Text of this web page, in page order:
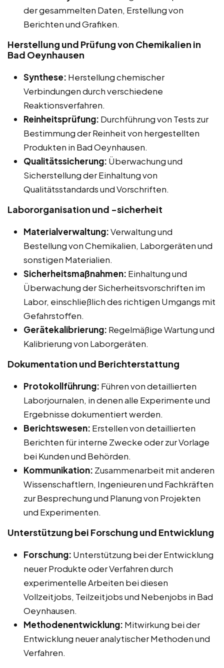
der gesammelten Daten, Erstellung von
Berichten und Grafiken.
Herstellung und Prüfung von Chemikalien in
Bad Oeynhausen
Synthese: Herstellung chemischer
Verbindungen durch verschiedene
Reaktionsverfahren.
Reinheitsprüfung: Durchführung von Tests zur
Bestimmung der Reinheit von hergestellten
Produkten in Bad Oeynhausen.
Qualitätssicherung: Überwachung und
Sicherstellung der Einhaltung von
Qualitätsstandards und Vorschriften.
Labororganisation und -sicherheit
Materialverwaltung:Verwaltung und
Bestellung von Chemikalien, Laborgeräten und
sonstigen Materialien.
Sicherheitsmaßnahmen: Einhaltung und
Überwachung der Sicherheitsvorschriften im
Labor, einschließlich des richtigen Umgangs mit
Gefahrstoffen.
Gerätekalibrierung: Regelmäßige Wartung und
Kalibrierung von Laborgeräten.
Dokumentation und Berichterstattung
Protokollführung: Führen von detaillierten
Laborjournalen, in denen alle Experimente und
Ergebnisse dokumentiert werden.
Berichtswesen: Erstellen von detaillierten
Berichten für interne Zwecke oder zur Vorlage
bei Kunden und Behörden.
Kommunikation: Zusammenarbeit mit anderen
Wissenschaftlern, Ingenieuren und Fachkräften
zur Besprechung und Planung von Projekten
und Experimenten.
Unterstützung bei Forschung und Entwicklung
Forschung: Unterstützung bei der Entwicklung
neuer Produkte oder Verfahren durch
experimentelle Arbeiten bei diesen
Vollzeitjobs, Teilzeitjobs und Nebenjobs in Bad
Oeynhausen.
Methodenentwicklung: Mitwirkung bei der
Entwicklung neuer analytischer Methoden und
Verfahren.